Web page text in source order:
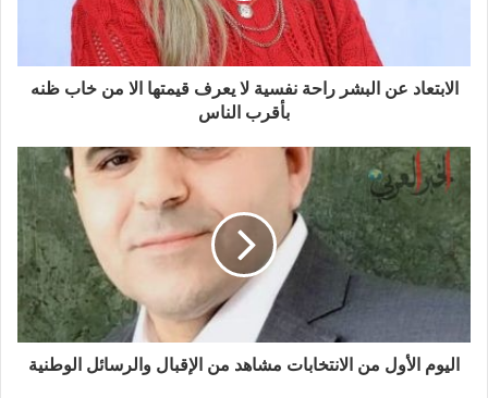
الابتعاد عن البشر راحة نفسية لا يعرف قيمتها الا من خاب ظنه
بأقرب الناس
اليوم الأول من الانتخابات مشاهد من الإقبال والرسائل الوطنية